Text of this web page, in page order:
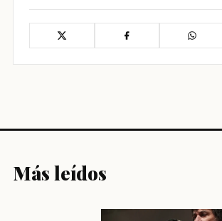
Más leídos